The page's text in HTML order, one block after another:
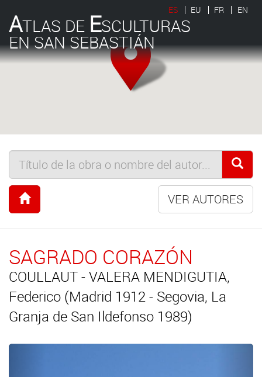
ATLAS DE ESCULTURAS
EN SAN SEBASTIÁN
ES EU FR EN
VER AUTORES
SAGRADO CORAZÓN
COULLAUT - VALERA MENDIGUTIA,
Federico (Madrid 1912 - Segovia, La
Granja de San Ildefonso 1989)